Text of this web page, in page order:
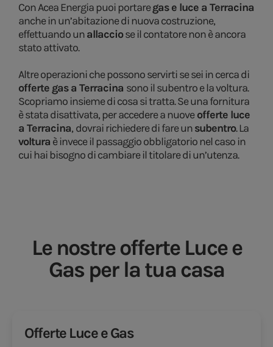
Con Acea Energia puoi portaregas e luce a Terracina
anche in un’abitazione di nuova costruzione,
effettuando unallacciose il contatore non è ancora
stato attivato.
Altre operazioni che possono servirti se sei in cerca di
offerte gas a Terracina sono il subentro e la voltura.
Scopriamo insieme di cosa si tratta. Se una fornitura
è stata disattivata, per accedere a nuoveofferte luce
a Terracina, dovrai richiedere di fare unsubentro. La
voltura è invece il passaggio obbligatorio nel caso in
cui hai bisogno di cambiare il titolare di un’utenza.
Le nostre offerte Luce e
Gas per la tua casa
Offerte Luce e Gas